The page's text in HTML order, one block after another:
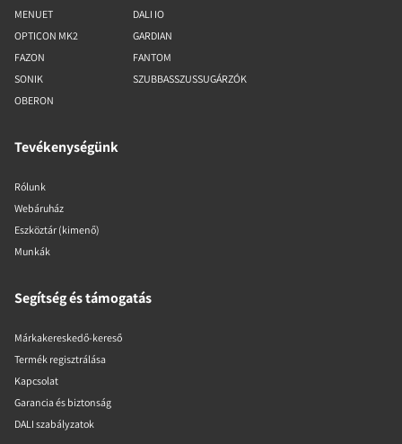
MENUET
OPTICON MK2
FAZON
SONIK
OBERON
DALI IO
GARDIAN
FANTOM
SZUBBASSZUSSUGÁRZÓK
Tevékenységünk
Rólunk
Webáruház
Eszköztár (kimenő)
Munkák
Segítség és támogatás
Márkakereskedő-kereső
Termék regisztrálása
Kapcsolat
Garancia és biztonság
DALI szabályzatok